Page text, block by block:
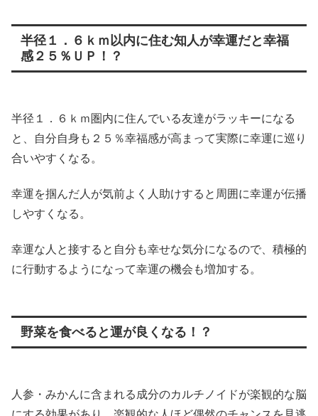
半径１．６ｋｍ以内に住む知人が幸運だと幸福
感２５％ＵＰ！？
半径１．６ｋｍ圏内に住んでいる友達がラッキーになる
と、自分自身も２５％幸福感が高まって実際に幸運に巡り
合いやすくなる。
幸運を掴んだ人が気前よく人助けすると周囲に幸運が伝播
しやすくなる。
幸運な人と接すると自分も幸せな気分になるので、積極的
に行動するようになって幸運の機会も増加する。
野菜を食べると運が良くなる！？
人参・みかんに含まれる成分のカルチノイドが楽観的な脳